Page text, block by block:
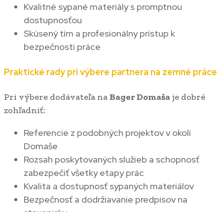
Kvalitné sypané materiály s promptnou
dostupnosťou
Skúsený tím a profesionálny prístup k
bezpečnosti práce
Praktické rady pri výbere partnera na zemné práce
Pri výbere dodávateľa naBager Domašaje dobré
zohľadniť:
Referencie z podobných projektov v okolí
Domaše
Rozsah poskytovaných služieb a schopnosť
zabezpečiť všetky etapy prác
Kvalita a dostupnosť sypaných materiálov
Bezpečnosť a dodržiavanie predpisov na